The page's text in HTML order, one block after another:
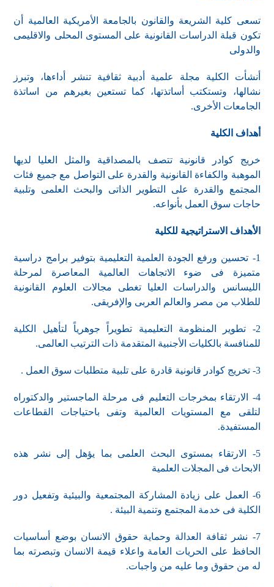
تسعى كلية الشريعة والقانون بالجامعة الأمريكية العالمية أن
تكون قبلة الدراسات القانونية على المستوى المحلى والاقليمى
والدولى
أنشأت الكلية مجلة علمية أدبية ثقافية تنشر أداءها، وتبرز
نشالها، وتستكتب أساتذتها، كما تستعين بغيرهم من اساتذة
الجامعات الأخرى.
أهداف الكلية
خريج كوادر قانونية تتصف بالمصداقية والمثل العليا لديها
الموهبة والكفاءة القانونية والقدرة على التواصل مع جميع فئات
المجتمع والقدرة على التطوير الذاتى والبحث العلمى وتلبية
حاجات سوق العمل بأنواعه.
الأهداف الاستراتيجية للكلية
1- تحسين ورفع الجودة العلمية التعليمية بتوفير برامج دراسية
متميزة فى ضوء الاتجاهات العالمية المعاصرة لمرحلة
الليسانس والدراسات العليا تغطى مجالات العلوم القانونية
للطلاب من مصر والعالم العربى والإفريقى.
2- تطوير المنظومة التعليمية تطويراً جوهرياً لتأهيل الكلية
للمنافسة بالكليات الأجنبية المتقدمة ذات الترتيب العالمى.
3- تخريج كوادر قانونية قادرة على تلبية متطلبات سوق العمل .
4- الارتقاء بمخرجات التعليم فى مرحلة الماجستير والدكتوراه
لتلقى مع المستويات العالمية وتفى باحتياجات القطاعات
المستفيدة.
5- الارتقاء بمستوى البحث العلمى بما يؤهل إلى نشر هذه
الابحاث فى المجلات العلمية
6- العمل على زيادة المشاركة المجتمعية والبيئية وتفعيل دور
الكلية فى خدمة المجتمع وتنمية البيئة .
7- نشر ثقافة العدالة وحماية حقوق الانسان بوضع أساسيات
الحافظ على الحريات العامة واعلاء قيمة الانسان وتبصرته بما
له من حقوق وما عليه من واجبات.